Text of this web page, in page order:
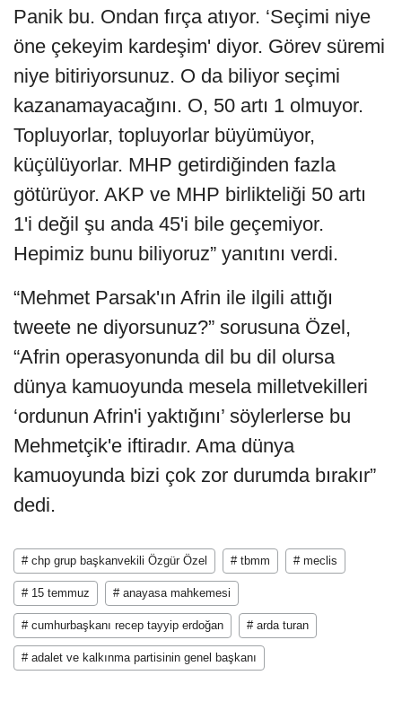
Panik bu. Ondan fırça atıyor. ‘Seçimi niye
öne çekeyim kardeşim' diyor. Görev süremi
niye bitiriyorsunuz. O da biliyor seçimi
kazanamayacağını. O, 50 artı 1 olmuyor.
Topluyorlar, topluyorlar büyümüyor,
küçülüyorlar. MHP getirdiğinden fazla
götürüyor. AKP ve MHP birlikteliği 50 artı
1'i değil şu anda 45'i bile geçemiyor.
Hepimiz bunu biliyoruz” yanıtını verdi.
“Mehmet Parsak'ın Afrin ile ilgili attığı
tweete ne diyorsunuz?” sorusuna Özel,
“Afrin operasyonunda dil bu dil olursa
dünya kamuoyunda mesela milletvekilleri
‘ordunun Afrin'i yaktığını’ söylerlerse bu
Mehmetçik'e iftiradır. Ama dünya
kamuoyunda bizi çok zor durumda bırakır”
dedi.
# chp grup başkanvekili Özgür Özel # tbmm # meclis
# 15 temmuz # anayasa mahkemesi
# cumhurbaşkanı recep tayyip erdoğan # arda turan
# adalet ve kalkınma partisinin genel başkanı